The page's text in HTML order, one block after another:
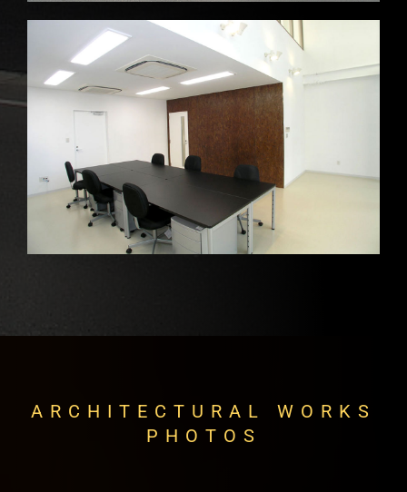
ARCHITECTURAL WORKS
PHOTOS